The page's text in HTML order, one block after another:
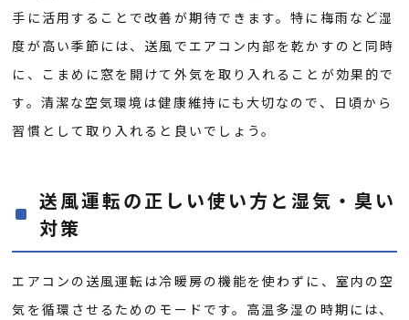
手に活用することで改善が期待できます。特に梅雨など湿
度が高い季節には、送風でエアコン内部を乾かすのと同時
に、こまめに窓を開けて外気を取り入れることが効果的で
す。清潔な空気環境は健康維持にも大切なので、日頃から
習慣として取り入れると良いでしょう。
送風運転の正しい使い方と湿気・臭い
対策
エアコンの送風運転は冷暖房の機能を使わずに、室内の空
気を循環させるためのモードです。高温多湿の時期には、